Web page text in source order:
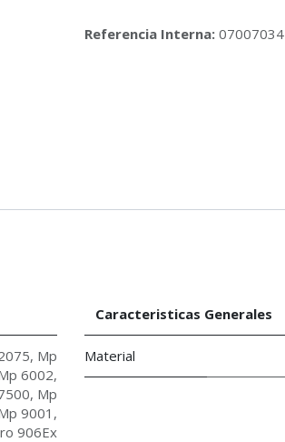
Referencia Interna: 07007034
, Mp
6002,
, Mp
9001 ,
906Ex
Caracteristicas Generales
Material